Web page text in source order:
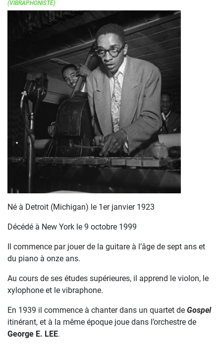
(VIBRAPHONISTE)
Né à Detroit (Michigan) le 1er janvier 1923
Décédé à New York le 9 octobre 1999
Il commence par jouer de la guitare à l’âge de sept ans et
du piano à onze ans.
Au cours de ses études supérieures, il apprend le violon, le
xylophone et le vibraphone.
En 1939 il commence à chanter dans un quartet de Gospel
itinérant, et à la même époque joue dans l’orchestre de
George E. LEE.